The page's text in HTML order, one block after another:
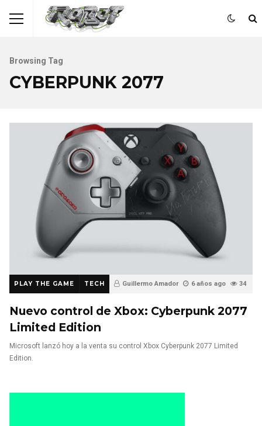
Browsing Tag
CYBERPUNK 2077
PLAY THE GAME TECH Guillermo Amador 6 años ago 34
Nuevo control de Xbox: Cyberpunk 2077
Limited Edition
Microsoft lanzó hoy a la venta su control Xbox Cyberpunk 2077 Limited
Edition.